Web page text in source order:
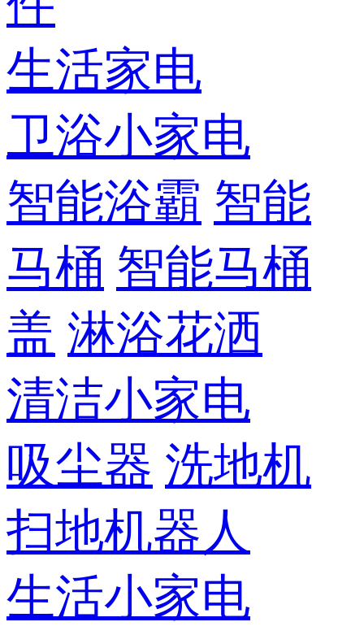
生活家电
卫浴小家电
智能浴霸 智能
马桶 智能马桶
盖 淋浴花洒
清洁小家电
吸尘器 洗地机
扫地机器人
生活小家电